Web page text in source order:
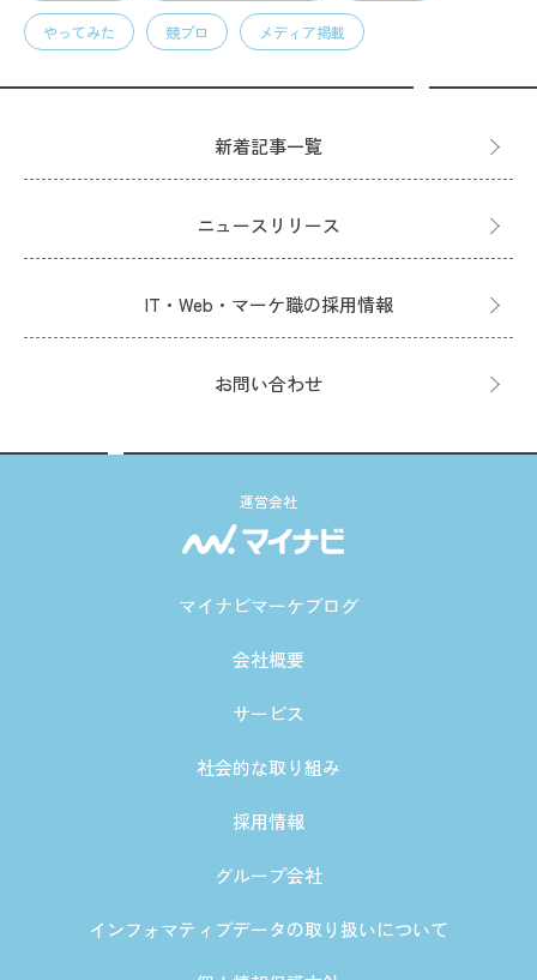
やってみた 競プロ メディア掲載
新着記事一覧
ニュースリリース
IT・Web・マーケ職の採用情報
お問い合わせ
運営会社
マイナビマーケブログ
会社概要
サービス
社会的な取り組み
採用情報
グループ会社
インフォマティブデータの取り扱いについて